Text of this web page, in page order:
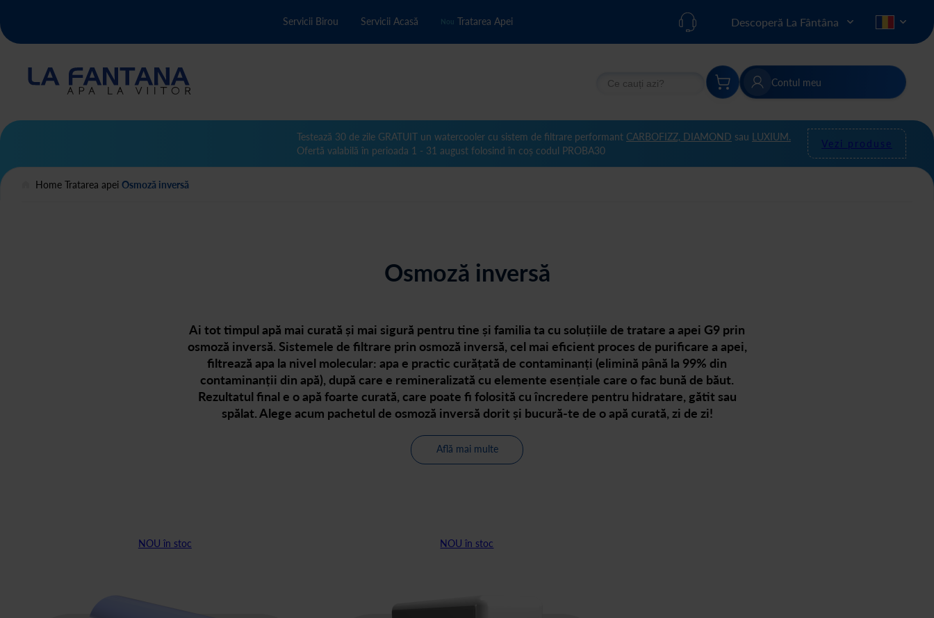
Servicii Birou Servicii Acasă Nou Tratarea Apei Descoperă La Fântâna
Căutare Căutare Contul meu
Testează 30 de zile GRATUIT un watercooler cu sistem de filtrare performant CARBOFIZZ, DIAMOND sau LUXIUM.
Ofertă valabilă în perioada 1 - 31 august folosind în coș codul PROBA30
Vezi produse
Home Tratarea apei Osmoză inversă
Osmoză inversă
Ai tot timpul apă mai curată și mai sigură pentru tine și familia ta cu soluțiile de tratare a apei G9 prin
osmoză inversă. Sistemele de filtrare prin osmoză inversă, cel mai eficient proces de purificare a apei,
filtrează apa la nivel molecular: apa e practic curățată de contaminanți (elimină până la 99% din
contaminanții din apă), după care e remineralizată cu elemente esențiale care o fac bună de băut.
Rezultatul final e o apă foarte curată, care poate fi folosită cu încredere pentru hidratare, gătit sau
spălat. Alege acum pachetul de osmoză inversă dorit și bucură-te de o apă curată, zi de zi!
Află mai multe
NOU în stoc NOU în stoc